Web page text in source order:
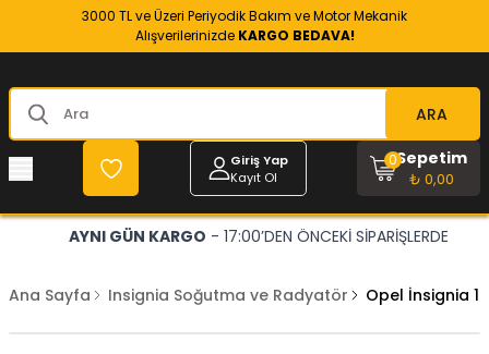
3000 TL ve Üzeri Periyodik Bakım ve Motor Mekanik
Alışverilerinizde KARGO BEDAVA!
ARA
Giriş Yap
Kayıt Ol
Sepetim
₺ 0,00
0
AYNI GÜN KARGO - 17:00’DEN ÖNCEKİ SİPARİŞLERDE
Ana Sayfa Insignia Soğutma ve Radyatör Opel İnsignia